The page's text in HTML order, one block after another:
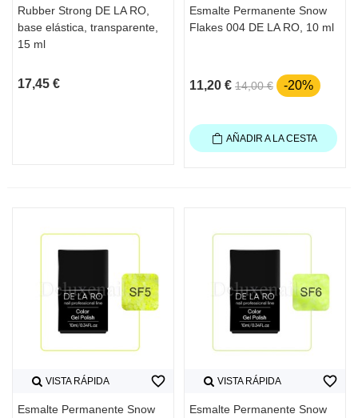
Rubber Strong DE LA RO,
base elástica, transparente,
15 ml
17,45 €
Esmalte Permanente Snow
Flakes 004 DE LA RO, 10 ml
11,20 € 14,00 € -20%
AÑADIR A LA CESTA
VISTA RÁPIDA
Esmalte Permanente Snow
favorite_border VISTA RÁPIDA
Esmalte Permanente Snow
favorite_border